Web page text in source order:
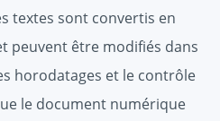
textes sont convertis en
peuvent être modifiés dans
horodatages et le contrôle
le document numérique